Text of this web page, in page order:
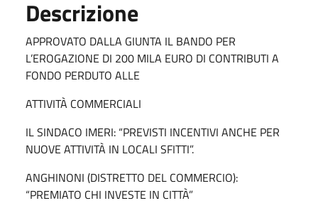
Descrizione
APPROVATO DALLA GIUNTA IL BANDO PER
L’EROGAZIONE DI 200 MILA EURO DI CONTRIBUTI A
FONDO PERDUTO ALLE
ATTIVITÀ COMMERCIALI
IL SINDACO IMERI: “PREVISTI INCENTIVI ANCHE PER
NUOVE ATTIVITÀ IN LOCALI SFITTI”.
ANGHINONI (DISTRETTO DEL COMMERCIO):
“PREMIATO CHI INVESTE IN CITTÀ”